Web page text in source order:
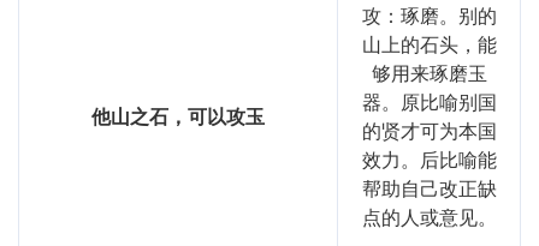
他山之石，可以攻玉
攻：琢磨。别的
山上的石头，能
够用来琢磨玉
器。原比喻别国
的贤才可为本国
效力。后比喻能
帮助自己改正缺
点的人或意见。